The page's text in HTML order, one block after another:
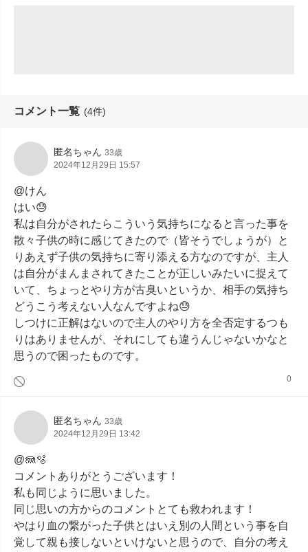
コメント一覧 (4件)
匿名ちゃん 33歳
2024年12月29日 15:57
@けん
はい😓
私は自分がされたらこういう気持ちになると言った事を
散々子供の時に感じてきたので（皆そうでしょうが）と
りあえず子供の気持ちに寄り添える方なのですが、主人
は自分がまんまされてきたことが正しいみたいに捉えて
いて、ちょっとやり方が古臭いというか、相手の気持ち
どうこう考えない人なんですよね😓
しつけに正解はないので主人のやり方を全否定するつも
りはありませんが、それにしても違うんじゃないかなと
思うので困ったものです。
0
匿名ちゃん 33歳
2024年12月29日 13:42
@🪼🫧
コメントありがとうございます！
私も同じように思いました。
同じ思いの方からのコメントとても救われます！
やはり血の繋がった子供とはいえ別の人間という事を自
覚して親も接しないといけないと思うので、自分の考え